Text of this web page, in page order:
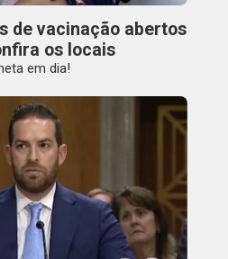
de vacinação abertos
os locais
em dia!